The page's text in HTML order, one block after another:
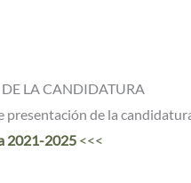
LA CANDIDATURA
presentación de la
2021-2025 <<<